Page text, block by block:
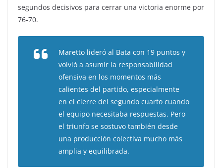
segundos decisivos para cerrar una victoria enorme por
76-70.
Maretto lideró al Bata con 19 puntos y
volvió a asumir la responsabilidad
ofensiva en los momentos más
calientes del partido, especialmente
en el cierre del segundo cuarto cuando
el equipo necesitaba respuestas. Pero
el triunfo se sostuvo también desde
una producción colectiva mucho más
amplia y equilibrada.